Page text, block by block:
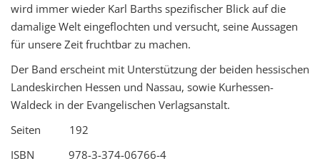
wird immer wieder Karl Barths spezifischer Blick auf die
damalige Welt eingeflochten und versucht, seine Aussagen
für unsere Zeit fruchtbar zu machen.
Der Band erscheint mit Unterstützung der beiden hessischen
Landeskirchen Hessen und Nassau, sowie Kurhessen-
Waldeck in der Evangelischen Verlagsanstalt.
Seiten 192
ISBN 978-3-374-06766-4